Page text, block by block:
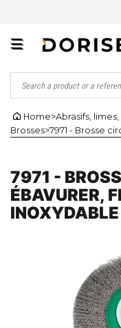
Home>Abrasifs,
Brosses>7971 - Brosse
7971 -
ÉBAVURER,
INOXYDABLE